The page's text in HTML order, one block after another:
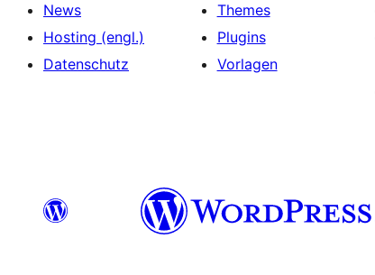
News
Hosting (engl.)
Datenschutz
Themes
Plugins
Vorlagen